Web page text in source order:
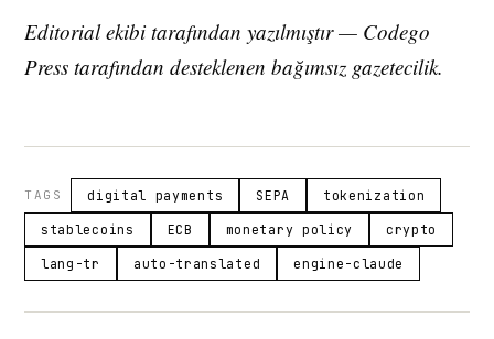
Editorial ekibi tarafından yazılmıştır — Codego
Press tarafından desteklenen bağımsız gazetecilik.
TAGS digital payments SEPA tokenization
stablecoins ECB monetary policy crypto
lang-tr auto-translated engine-claude